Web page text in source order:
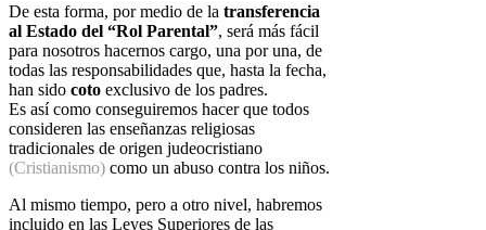
De esta forma, por medio de la transferencia
al Estado del “Rol Parental”, será más fácil
para nosotros hacernos cargo, una por una, de
todas las responsabilidades que, hasta la fecha,
han sido coto exclusivo de los padres.
Es así como conseguiremos hacer que todos
consideren las enseñanzas religiosas
tradicionales de origen judeocristiano
(Cristianismo) como un abuso contra los niños.
Al mismo tiempo, pero a otro nivel, habremos
incluido en las Leyes Superiores de las